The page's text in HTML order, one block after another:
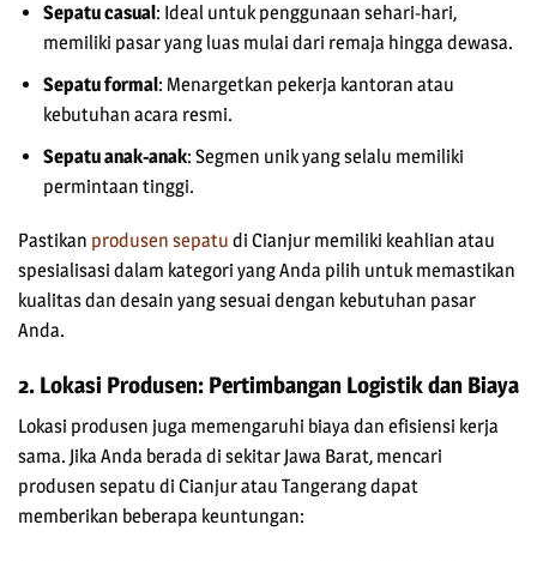
Sepatu casual: Ideal untuk penggunaan sehari-hari,
memiliki pasar yang luas mulai dari remaja hingga dewasa.
Sepatu formal: Menargetkan pekerja kantoran atau
kebutuhan acara resmi.
Sepatu anak-anak: Segmen unik yang selalu memiliki
permintaan tinggi.
Pastikan produsen sepatu di Cianjur memiliki keahlian atau
spesialisasi dalam kategori yang Anda pilih untuk memastikan
kualitas dan desain yang sesuai dengan kebutuhan pasar
Anda.
2. Lokasi Produsen: Pertimbangan Logistik dan Biaya
Lokasi produsen juga memengaruhi biaya dan efisiensi kerja
sama. Jika Anda berada di sekitar Jawa Barat, mencari
produsen sepatu di Cianjuratau Tangerang dapat
memberikan beberapa keuntungan: